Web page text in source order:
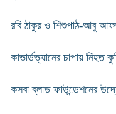
রবি ঠাকুর ও শিশুপাঠ-আবু
কাভার্ডভ্যানের চাপায় নিহত
কসবা ব্লাড ফাউন্ডেশনের